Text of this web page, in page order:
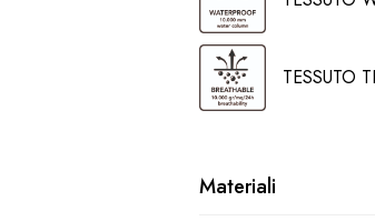
TESSUTO
Materiali